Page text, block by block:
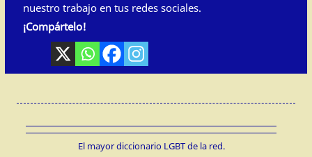
nuestro trabajo en tus redes sociales.
¡Compártelo!
El mayor diccionario LGBT de la red.